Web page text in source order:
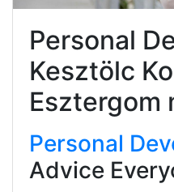
Personal
Kesztölc
Esztergom
Personal
Advice